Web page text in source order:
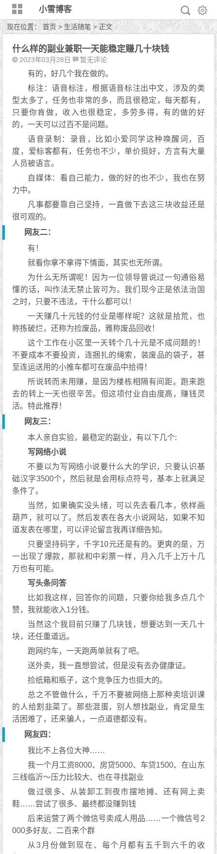
小雪博客
现在位置：首页>生活随笔> 正文
什么样的副业兼职一天能稳定赚几十块钱
2023年03月28日 暂无评论
有的，好几个我在做的。
标注：语音标注，根据语音标注出中文，涉及的类
型太多了，任务也非常的多，而且很稳定，每天都有，
只要你肯做，收入也很稳定，多劳多得，有的做的好
的，一天可以过百不是问题。
语音录制：录音，比如小爱同学这种唤醒词，百
度，爱标客都有，任务也不少，单价挺好，方言有大量
人员被语言。
自媒体：看自己能力，做的好的也不少，我也在努
力中。
凡事都要靠自己坚持，一直做下去这三块收益还是
很可观的。
网友二：
有！
就看你拿不拿得下情面，其实也无所谓。
为什么无所谓呢！因为一位领导曾说过一句通俗易
懂的话，叫作法无禁止皆可为。我们现今正是依法治国
之时，只要不违法，干什么都可以！
一天赚几十元钱的付业是哪样呢？这就是拾荒，也
称拣破烂，还称为捡废品，雅称废品回收！
这个工作在小区里一天转个几十元是不成问题的！
不要成本不要投资，连捆扎的绳索，装废品的袋子，甚
至连运送用的小推车都可在废品中拾得！
所说转而未用赚，是因为楼栋相隔有间距。跑来跑
去的转上一天也很辛苦。但这项付业自由度高，赚钱灵
活。特此推荐！
网友三：
本人亲自实验，最稳定的副业，有以下几个:
写网络小说
不要以为写网络小说要什么大的学识，只要认识基
础汉字3500个，然后就是会用标点符号，基本上就满足
条件了。
当然，如果确实没头绪，可以先去看几本，依样画
葫芦，就可以了。然后发表在各大小说网站，如果不知
道发表在哪里，可以评论留言我再详细告知。
只要坚持码字，千字10元还是有的。更爽的是，万
一出现了爆款，那就和中彩票一样，月入几千上万十几
万也有可能。
写头条问答
比如我这样，回答你的问题，只要你给我多点几个
赞，我就能收入1分钱。
当然这个我目前只赚了几块钱，想要达到一天几十
块，还任重道远。
跑网约车，一天跑两单就有了吧。
送外卖，我一直想尝试，但是没有去办健康证。
捡纸箱和瓶子，这个竞争压力也挺大的。
总之不管做什么，千万不要被网络上那种卖培训课
的人给割韭菜了。那些混蛋，别人想找副业，肯定是生
活困难了，还来骗人，一点道德都没有。
网友四：
我比不上各位大神……
我一个月工资8000、房贷5000、车贷1500、在山东
三线临沂～压力比较大、也在寻找副业
做过很多、从装卸工到夜市摆地摊、还有网上卖
鞋……尝试了很多、最终都没赚到钱
后来运营了两个微信号卖成人用品……一个微信号2
000多好友、二百来个群
从3月份做到现在、每个月都有五千到六千的收